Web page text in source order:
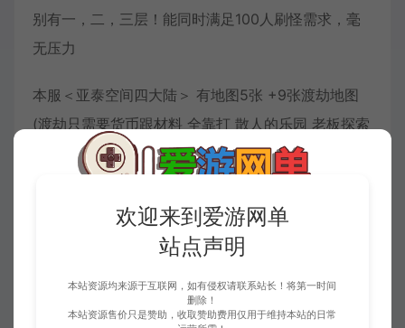
别有一，二，三层！能同时满足100人刷怪需求，毫
无压力
本服＜亚泰空间四大陆＞ 有地图5张 +9张渡劫地图
(渡劫只需要货币跟材料 全靠打 散人的乐园 老板探索
超级爽！最后一层 ＜阿修罗神殿可探寻六大陆秘密之
本服＜神陨之地五大陆＞ 有无穷无尽的奥秘还有各种
欢迎来到爱游网单
站点声明
本站资源均来源于互联网，如有侵权请联系站长！将第一时间
删除！
本站资源售价只是赞助，收取赞助费用仅用于维持本站的日常